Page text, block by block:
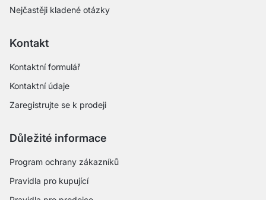
Nejčastěji kladené otázky
Kontakt
Kontaktní formulář
Kontaktní údaje
Zaregistrujte se k prodeji
Důležité informace
Program ochrany zákazníků
Pravidla pro kupující